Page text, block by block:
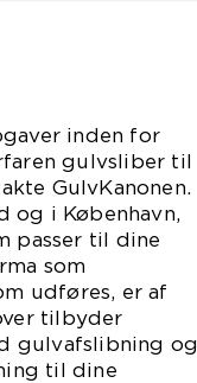
inden for
gulvsliber til
GulvKanonen.
og i København,
passer til dine
som
udføres, er af
tilbyder
gulvafslibning og
til dine